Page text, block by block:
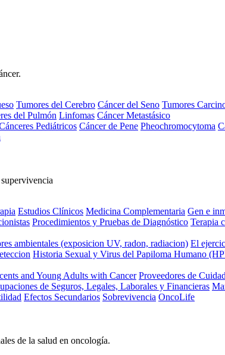
Tumores del Cerebro Cáncer del Seno Tumores
del Pulmón Linfomas Cáncer Metastásico
Pediátricos Cáncer de Pene Pheochromocytoma
Estudios Clínicos Medicina Complementaria Gen e
Procedimientos y Pruebas de Diagnóstico Terapia
ambientales (exposicion UV, radon, radiacion) El
Historia Sexual y Virus del Papiloma Humano
and Young Adults with Cancer Proveedores de
de Seguros, Legales, Laborales y Financieras
Efectos Secundarios Sobrevivencia OncoLife
de la salud en oncología.